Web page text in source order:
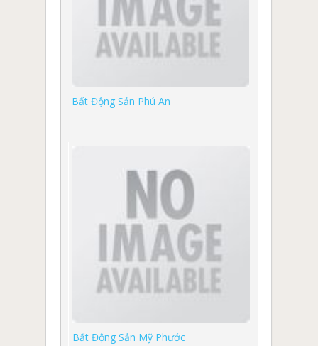
Bất Động Sản Phú An
Bất Động Sản Mỹ Phước